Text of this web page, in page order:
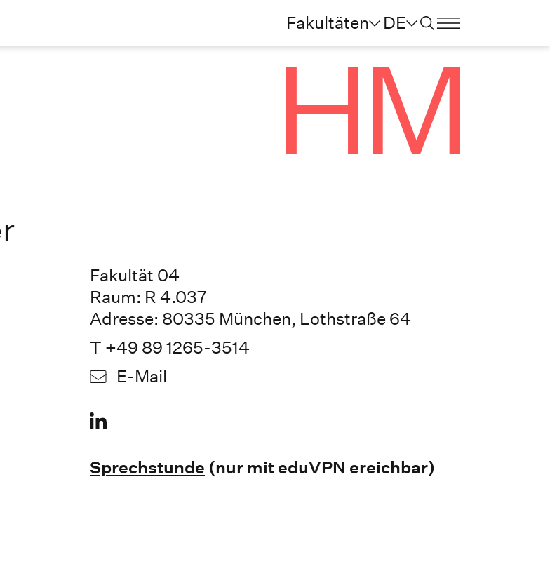
Fakultäten DE
Fakultät 04
Raum: R 4.037
Adresse: 80335 München, Lothstraße 64
T +49 89 1265-3514
E-Mail
Sprechstunde (nur mit eduVPN ereichbar)